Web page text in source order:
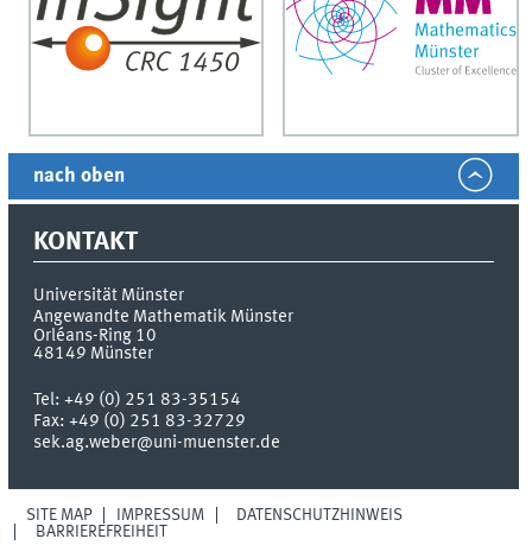
nach oben
KONTAKT
Universität Münster
Angewandte Mathematik Münster
Orléans-Ring 10
48149 Münster
Tel:+49 (0) 251 83-35154
Fax:+49 (0) 251 83-32729
sek.ag.weber@uni-muenster.de
SITE MAP IMPRESSUM
DATENSCHUTZHINWEIS
BARRIEREFREIHEIT